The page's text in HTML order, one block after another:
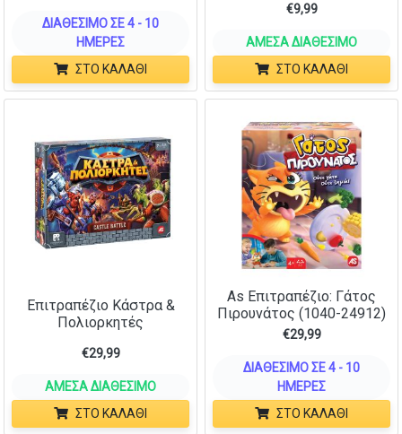
ΔΙΑΘΈΣΙΜΟ ΣΕ 4 - 10
ΗΜΈΡΕΣ
ΣΤΟ ΚΑΛΆΘΙ
€9,99
ΆΜΕΣΑ ΔΙΑΘΈΣΙΜΟ
ΣΤΟ ΚΑΛΆΘΙ
Επιτραπέζιο Κάστρα &
Πολιορκητές
€29,99
ΆΜΕΣΑ ΔΙΑΘΈΣΙΜΟ
ΣΤΟ ΚΑΛΆΘΙ
As Επιτραπέζιο: Γάτος
Πιρουνάτος (1040-24912)
€29,99
ΔΙΑΘΈΣΙΜΟ ΣΕ 4 - 10
ΗΜΈΡΕΣ
ΣΤΟ ΚΑΛΆΘΙ